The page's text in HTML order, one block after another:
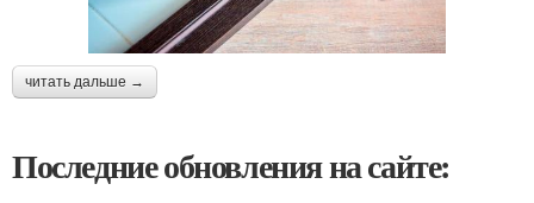
читать дальше →
Последние обновления на сайте: